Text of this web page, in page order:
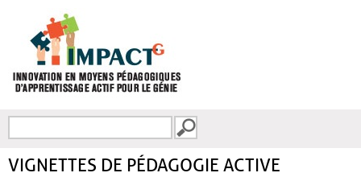
FORMULAIRE DE
VIGNETTES DE PÉDAGOGIE ACTIVE